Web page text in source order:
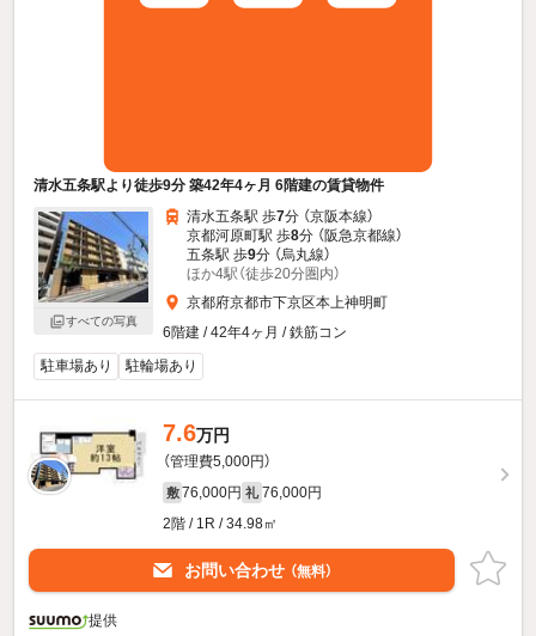
清水五条駅より徒歩9分 築42年4ヶ月 6階建の賃貸物件
すべての写真
清水五条駅 歩7分 （京阪本線）
京都河原町駅 歩8分 （阪急京都線）
五条駅 歩9分 （烏丸線）
ほか4駅（徒歩20分圏内）
京都府京都市下京区本上神明町
6階建 / 42年4ヶ月 / 鉄筋コン
駐車場あり
駐輪場あり
7.6万円
（管理費5,000円）
敷 76,000円 礼 76,000円
2階 / 1R / 34.98㎡
お問い合わせ （無料）
提供